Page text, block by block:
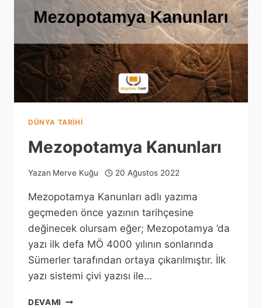
DÜNYA TARIHI
Mezopotamya Kanunları
Yazan Merve Kuğu 20 Ağustos 2022
Mezopotamya Kanunları adlı yazıma
geçmeden önce yazının tarihçesine
değinecek olursam eğer; Mezopotamya ’da
yazı ilk defa MÖ 4000 yılının sonlarında
Sümerler tarafından ortaya çıkarılmıştır. İlk
yazı sistemi çivi yazısı ile…
DEVAMI MEZOPOTAMYA